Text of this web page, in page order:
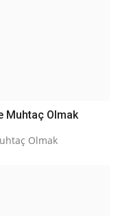
Muhtaç Olmak
Olmak